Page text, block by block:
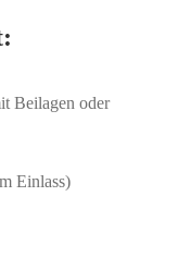
Beilagen oder
Einlass)